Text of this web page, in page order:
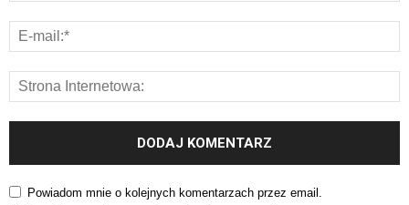
Powiadom mnie o kolejnych komentarzach przez email.